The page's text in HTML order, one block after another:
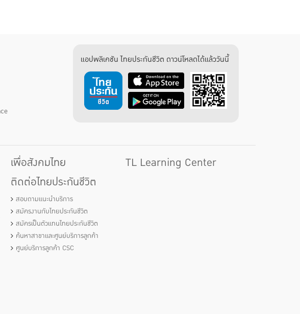
แอปพลิเคชัน ไทยประกันชีวิต ดาวน์โหลดได้แล้ววันนี้
เพื่อสังคมไทย
ติดต่อไทยประกันชีวิต
สอบถามแนะนำบริการ
สมัครงานกับไทยประกันชีวิต
สมัครเป็นตัวแทนไทยประกันชีวิต
ค้นหาสาขาและศูนย์บริการลูกค้า
ศูนย์บริการลูกค้า CSC
TL Learning Center